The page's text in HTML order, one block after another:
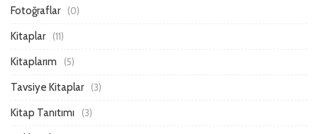
Fotoğraflar (0)
Kitaplar (11)
Kitaplarım (5)
Tavsiye Kitaplar (3)
Kitap Tanıtımı (3)